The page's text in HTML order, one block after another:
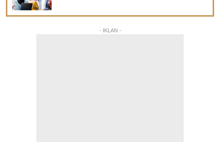
- IKLAN -